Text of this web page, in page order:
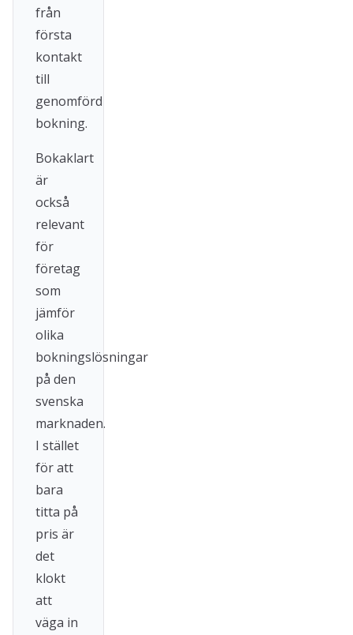
från
första
kontakt
till
genomförd
bokning.
Bokaklart
är
också
relevant
för
företag
som
jämför
olika
bokningslösningar
på den
svenska
marknaden.
I stället
för att
bara
titta på
pris är
det
klokt
att
väga in